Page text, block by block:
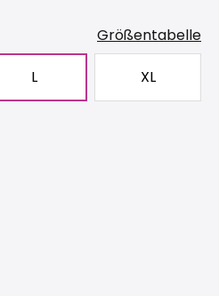
Größentabelle
L XL